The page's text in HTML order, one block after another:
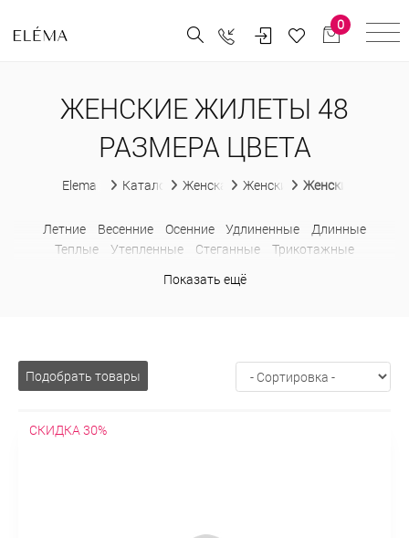
0
ЖЕНСКИЕ ЖИЛЕТЫ 48
РАЗМЕРА ЦВЕТА
Elema Каталог Женская одеждаЖенские жилетыЖенские жилеты
Летние Весенние Осенние Удлиненные
Длинные
Теплые
Утепленные Стеганные
Трикотажные
На пуговицах Больших размеров
Показать ещё
Подобрать товары
СКИДКА 30%